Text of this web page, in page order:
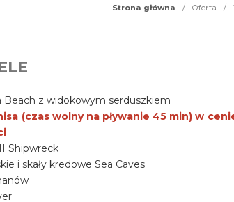
Strona główna / Oferta /
Beach z widokowym serduszkiem
(czas wolny na pływanie 45 min) w
Shipwreck
i skały kredowe Sea Caves